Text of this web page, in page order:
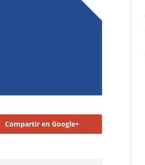
Compartir en Google+